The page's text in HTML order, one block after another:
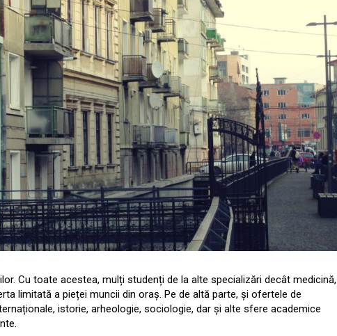
Cu toate acestea, mulți studenți de la alte specializări decât medicină,
limitată a pieței muncii din oraș. Pe de altă parte, și ofertele de
istorie, arheologie, sociologie, dar și alte sfere academice